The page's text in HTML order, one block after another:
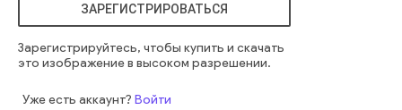
ЗАРЕГИСТРИРОВАТЬСЯ
Зарегистрируйтесь, чтобы купить и скачать
это изображение в высоком разрешении.
Уже есть аккаунт? Войти